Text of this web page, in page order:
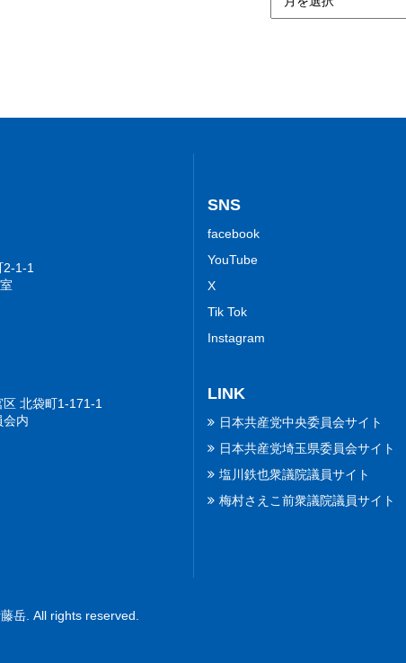
1-1
北袋町1-171-1
会内
SNS
facebook
YouTube
X
Tik Tok
Instagram
LINK
日本共産党中央委員会サイト
日本共産党埼玉県委員会サイト
塩川鉄也衆議院議員サイト
梅村さえこ前衆議院議員サイト
岳. All rights reserved.